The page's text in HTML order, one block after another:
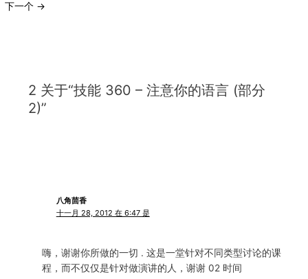
下一个 →
2 关于“技能 360 – 注意你的语言 (部分
2)”
八角茴香
十一月 28, 2012 在 6:47 是
嗨，谢谢你所做的一切 . 这是一堂针对不同类型讨论的课
程，而不仅仅是针对做演讲的人，谢谢 02 时间